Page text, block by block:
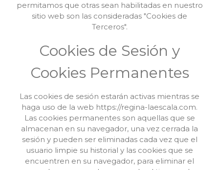
permitamos que otras sean habilitadas en nuestro
sitio web son las consideradas "Cookies de
Terceros".
Cookies de Sesión y
Cookies Permanentes
Las cookies de sesión estarán activas mientras se
haga uso de la web https://regina-laescala.com.
Las cookies permanentes son aquellas que se
almacenan en su navegador, una vez cerrada la
sesión y pueden ser eliminadas cada vez que el
usuario limpie su historial y las cookies que se
encuentren en su navegador, para eliminar el